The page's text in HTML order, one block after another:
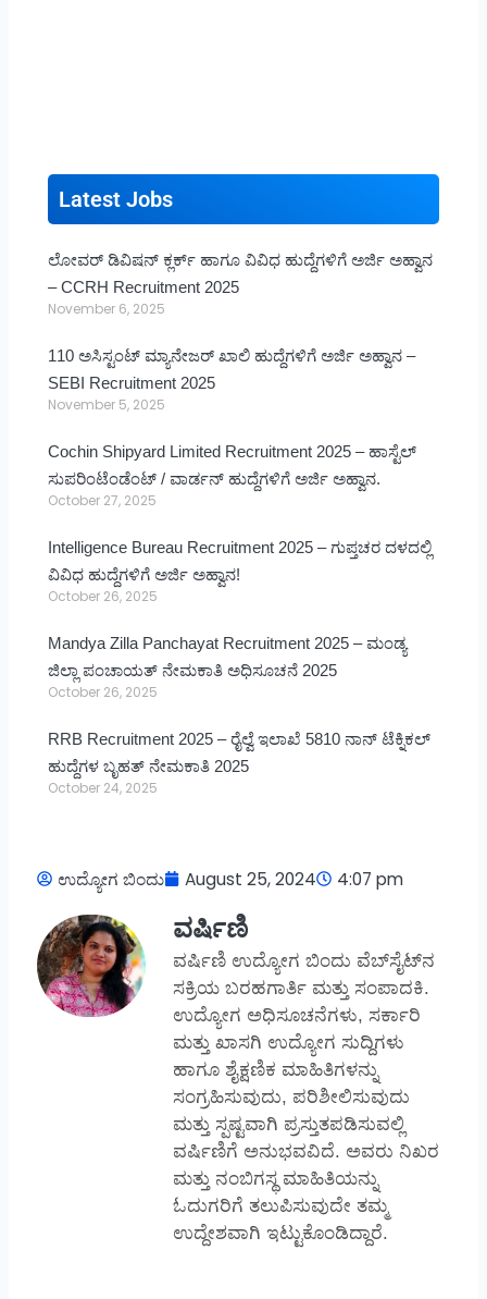
Latest Jobs
ಲೋವರ್ ಡಿವಿಷನ್ ಕ್ಲರ್ಕ್ ಹಾಗೂ ವಿವಿಧ ಹುದ್ದೆಗಳಿಗೆ ಅರ್ಜಿ ಅಹ್ವಾನ
– CCRH Recruitment 2025
November 6, 2025
110 ಅಸಿಸ್ಟಂಟ್ ಮ್ಯಾನೇಜರ್ ಖಾಲಿ ಹುದ್ದೆಗಳಿಗೆ ಅರ್ಜಿ ಅಹ್ವಾನ –
SEBI Recruitment 2025
November 5, 2025
Cochin Shipyard Limited Recruitment 2025 – ಹಾಸ್ಟೆಲ್
ಸುಪರಿಂಟೆಂಡೆಂಟ್ / ವಾರ್ಡನ್ ಹುದ್ದೆಗಳಿಗೆ ಅರ್ಜಿ ಅಹ್ವಾನ.
October 27, 2025
Intelligence Bureau Recruitment 2025 – ಗುಪ್ತಚರ ದಳದಲ್ಲಿ
ವಿವಿಧ ಹುದ್ದೆಗಳಿಗೆ ಅರ್ಜಿ ಅಹ್ವಾನ!
October 26, 2025
Mandya Zilla Panchayat Recruitment 2025 – ಮಂಡ್ಯ
ಜಿಲ್ಲಾ ಪಂಚಾಯತ್ ನೇಮಕಾತಿ ಅಧಿಸೂಚನೆ 2025
October 26, 2025
RRB Recruitment 2025 – ರೈಲ್ವೆ ಇಲಾಖೆ 5810 ನಾನ್ ಟೆಕ್ನಿಕಲ್
ಹುದ್ದೆಗಳ ಬೃಹತ್ ನೇಮಕಾತಿ 2025
October 24, 2025
ಉದ್ಯೋಗ ಬಿಂದು August 25, 2024 4:07 pm
ವರ್ಷಿಣಿ
ವರ್ಷಿಣಿ ಉದ್ಯೋಗ ಬಿಂದು ವೆಬ್‌ಸೈಟ್‌ನ
ಸಕ್ರಿಯ ಬರಹಗಾರ್ತಿ ಮತ್ತು ಸಂಪಾದಕಿ.
ಉದ್ಯೋಗ ಅಧಿಸೂಚನೆಗಳು, ಸರ್ಕಾರಿ
ಮತ್ತು ಖಾಸಗಿ ಉದ್ಯೋಗ ಸುದ್ದಿಗಳು
ಹಾಗೂ ಶೈಕ್ಷಣಿಕ ಮಾಹಿತಿಗಳನ್ನು
ಸಂಗ್ರಹಿಸುವುದು, ಪರಿಶೀಲಿಸುವುದು
ಮತ್ತು ಸ್ಪಷ್ಟವಾಗಿ ಪ್ರಸ್ತುತಪಡಿಸುವಲ್ಲಿ
ವರ್ಷಿಣಿಗೆ ಅನುಭವವಿದೆ. ಅವರು ನಿಖರ
ಮತ್ತು ನಂಬಿಗಸ್ಥ ಮಾಹಿತಿಯನ್ನು
ಓದುಗರಿಗೆ ತಲುಪಿಸುವುದೇ ತಮ್ಮ
ಉದ್ದೇಶವಾಗಿ ಇಟ್ಟುಕೊಂಡಿದ್ದಾರೆ.